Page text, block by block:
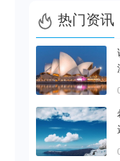
 热门资讯